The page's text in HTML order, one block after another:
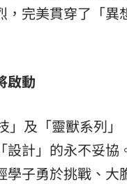
完美貫穿了「
啟動
及「靈獸系列
計」的永不妥協
子勇於挑戰、